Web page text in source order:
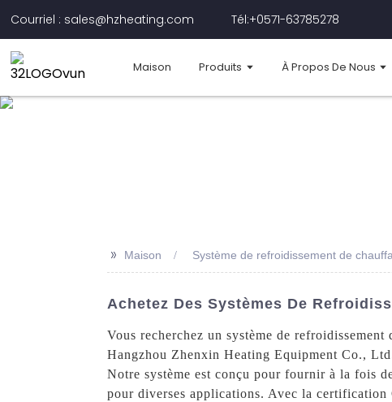
Courriel : sales@hzheating.com Tél:+0571-63785278
Maison Produits À Propos De Nous
>> Maison Système de refroidissement de
Achetez Des Systèmes De
Vous recherchez un système de
Hangzhou Zhenxin Heating Equipment Co.,
Notre système est conçu pour fournir à la fois
pour diverses applications. Avec la certification